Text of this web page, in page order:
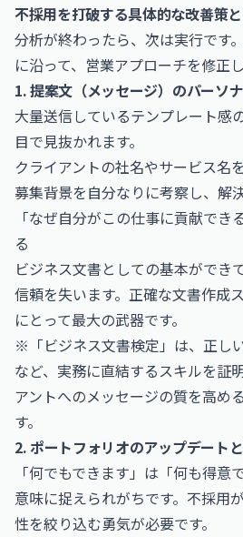
不採用を打破する具体的な改善策
分析が終わったら、次は実行です
に沿って、営業アプローチを修正
1. 提案文（メッセージ）のパーソ
大量送信しているテンプレート感
目で見抜かれます。
クライアントの社名やサービス名
募集背景を自分なりに考察し、解
「なぜ自分がこの仕事に貢献でき
る
ビジネス文書としての基本ができ
信頼を失います。正確な文書作成
にとって最大の武器です。
※「ビジネス文書検定」は、正し
など、実務に直結するスキルを証
アントへのメッセージの質を高め
す。
2. ポートフォリオのアップデート
「何でもできます」は「何も得意
意味に捉えられがちです。不採用
性を絞り込む勇気が必要です。